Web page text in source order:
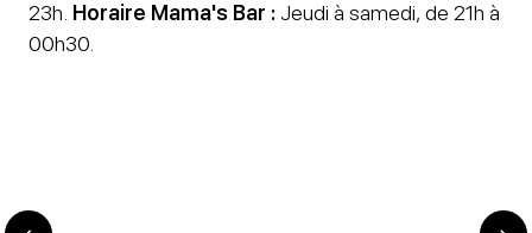
23h. Horaire Mama's Bar : Jeudi à samedi, de 21h à
00h30.